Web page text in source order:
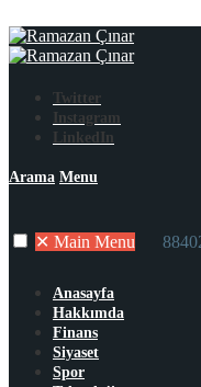
Twitter
Instagram
LinkedIn
Arama Menu
✕ Main Menu
Anasayfa
Hakkımda
Finans
Siyaset
Spor